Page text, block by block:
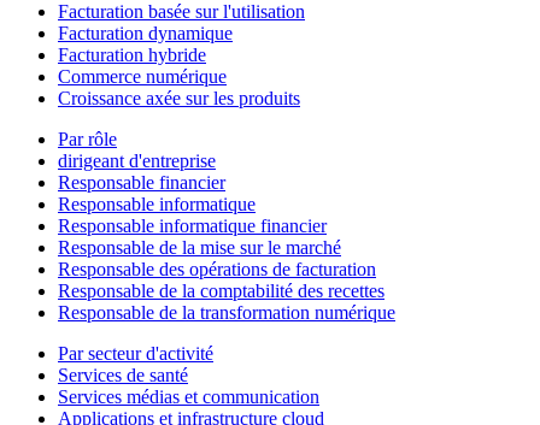
Facturation basée sur l'utilisation
Facturation dynamique
Facturation hybride
Commerce numérique
Croissance axée sur les produits
Par rôle
dirigeant d'entreprise
Responsable financier
Responsable informatique
Responsable informatique financier
Responsable de la mise sur le marché
Responsable des opérations de facturation
Responsable de la comptabilité des recettes
Responsable de la transformation numérique
Par secteur d'activité
Services de santé
Services médias et communication
Applications et infrastructure cloud